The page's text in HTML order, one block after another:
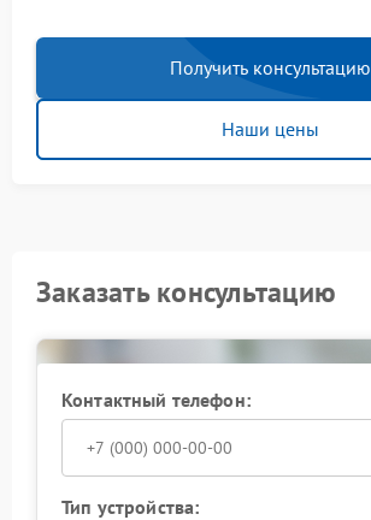
Получить консультацию
Наши цены
Заказать консультацию
Контактный телефон:
Тип устройства: